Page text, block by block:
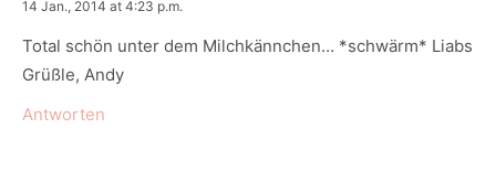
says:
14 Jan., 2014 at 4:23 p.m.
Total schön unter dem Milchkännchen… *schwärm* Liabs
Grüßle, Andy
Antworten